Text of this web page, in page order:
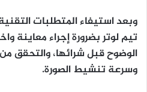
وبعد استيفاء المتطلبات
تيم لوتر بضرورة إجراء معاينة
الوضوح قبل شرائها، والتحقق من
وسرعة تنشيط الصورة.